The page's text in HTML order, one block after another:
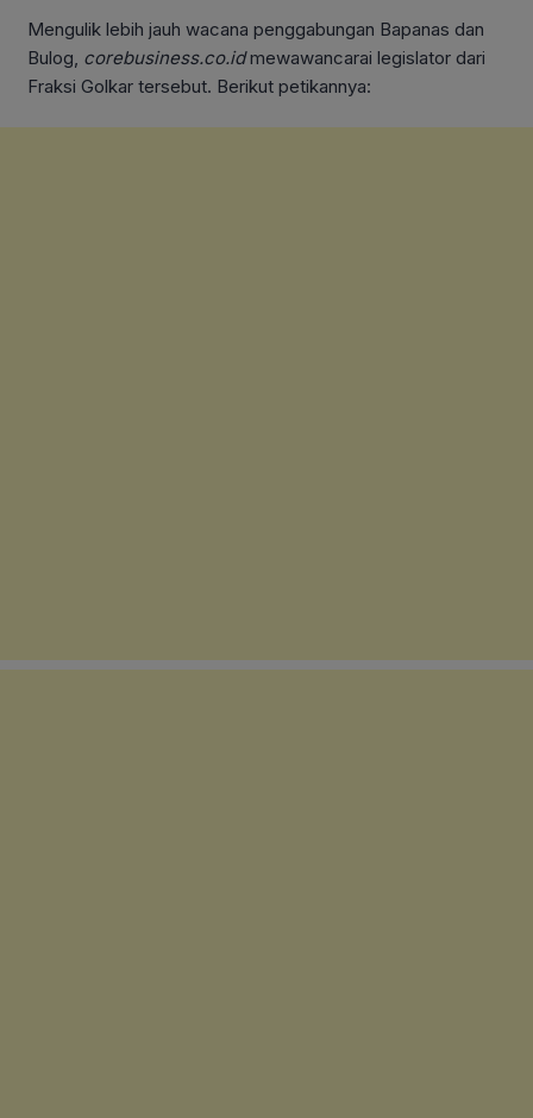
Mengulik lebih jauh wacana penggabungan Bapanas dan
Bulog, corebusiness.co.idmewawancarai legislator dari
Fraksi Golkar tersebut. Berikut petikannya: